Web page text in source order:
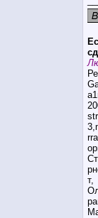
т,